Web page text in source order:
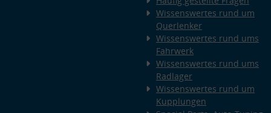
Wissenswertes rund um
Querlenker
Wissenswertes rund ums
Fahrwerk
Wissenswertes rund ums
Radlager
Wissenswertes rund um
Kupplungen